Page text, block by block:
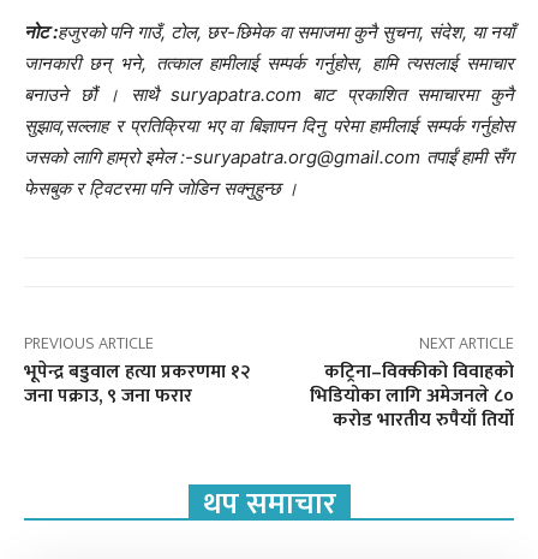
नोट :हजुरको पनि गाउँ, टोल, छर-छिमेक वा समाजमा कुनै सुचना, संदेश, या नयाँ
जानकारी छन् भने, तत्काल हामीलाई सम्पर्क गर्नुहोस, हामि त्यसलाई समाचार
बनाउने छौं । साथै suryapatra.com बाट प्रकाशित समाचारमा कुनै
सुझाव,सल्लाह र प्रतिक्रिया भए वा बिज्ञापन दिनु परेमा हामीलाई सम्पर्क गर्नुहोस
जसको लागि हाम्रो इमेल :-suryapatra.org@gmail.com तपाईं हामी सँग
फेसबुक र ट्विटरमा पनि जोडिन सक्नुहुन्छ ।
PREVIOUS ARTICLE
भूपेन्द्र बडुवाल हत्या प्रकरणमा १२
जना पक्राउ, ९ जना फरार
NEXT ARTICLE
कट्रिना–विक्कीको विवाहको
भिडियोका लागि अमेजनले ८०
करोड भारतीय रुपैयाँ तिर्यो
थप समाचार